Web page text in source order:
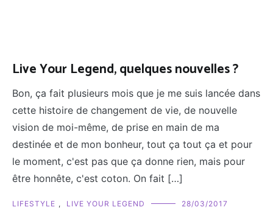
Live Your Legend, quelques nouvelles ?
Bon, ça fait plusieurs mois que je me suis lancée dans
cette histoire de changement de vie, de nouvelle
vision de moi-même, de prise en main de ma
destinée et de mon bonheur, tout ça tout ça et pour
le moment, c'est pas que ça donne rien, mais pour
être honnête, c'est coton. On fait […]
LIFESTYLE , LIVE YOUR LEGEND 28/03/2017